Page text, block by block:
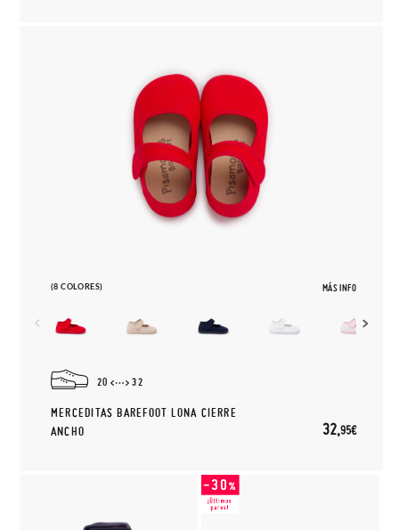
(8 COLORES) MÁS INFO
20 32
MERCEDITAS BAREFOOT LONA CIERRE
ANCHO
32,95€